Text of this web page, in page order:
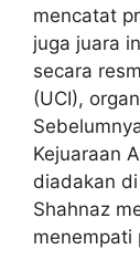
mencatat
juga juara
secara
(UCI),
Kejuaraan
diadakan
Shahnaz
menempati